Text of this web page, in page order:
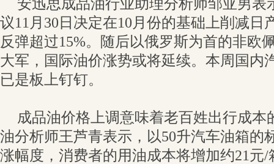
安迅思成品油行业助理分析师邹亚男表
议11月30日决定在10月份的基础上削减日
反弹超过15%。随后以俄罗斯为首的非欧
大军，国际油价涨势或将延续。本周国内
已是板上钉钉。
成品油价格上调意味着老百姓出行成本
油分析师王芦青表示，以50升汽车油箱的
涨幅度，消费者的用油成本将增加约21元/